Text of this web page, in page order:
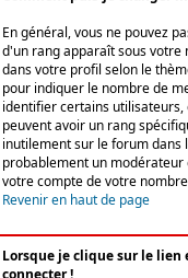
En général, vous ne pouvez
d'un rang apparaît sous votre
dans votre profil selon le
pour indiquer le nombre de
identifier certains
peuvent avoir un rang
inutilement sur le forum dans
probablement un
votre compte de votre
Revenir en haut de page
Lorsque je clique sur le